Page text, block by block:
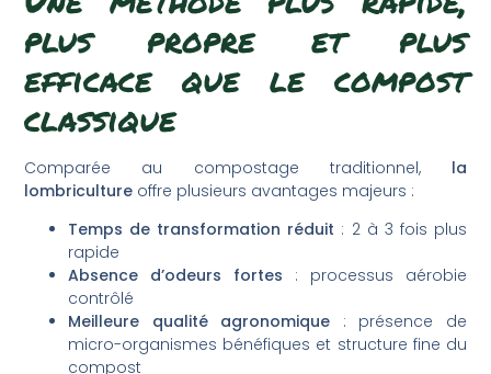
plus propre et plus
efficace que le compost
classique
Comparée au compostage traditionnel, la
lombriculture offre plusieurs avantages majeurs :
Temps de transformation réduit : 2 à 3 fois plus
rapide
Absence d’odeurs fortes : processus aérobie
contrôlé
Meilleure qualité agronomique : présence de
micro-organismes bénéfiques et structure fine du
compost